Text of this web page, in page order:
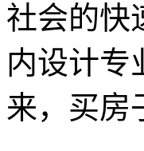
社会的快
内设计专
来，买房